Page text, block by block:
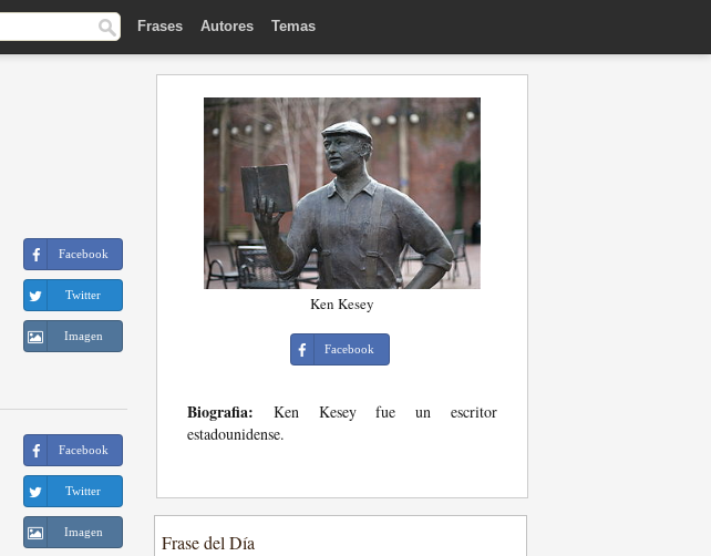
Frases Autores Temas
Facebook
Twitter
Imagen
Facebook
Twitter
Imagen
Ken Kesey
Facebook
Biografia: Ken Kesey fue un escritor
estadounidense.
Frase del Día